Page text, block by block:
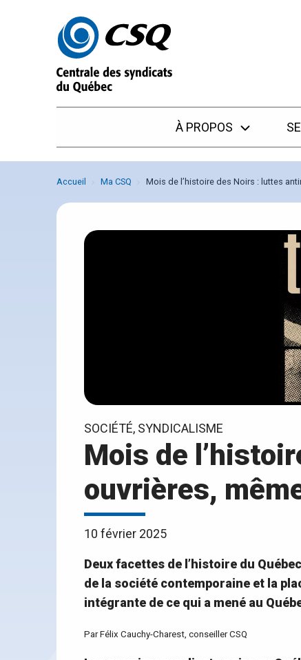
À PROPOS
Accueil Ma CSQ Mois de l’histoire des Noirs : luttes
SOCIÉTÉ, SYNDICALISME
Mois de
ouvrières,
10 février 2025
Deux facettes de l’histoire du
de la société contemporaine et la
intégrante de ce qui a mené au
Par Félix Cauchy-Charest, conseiller CSQ